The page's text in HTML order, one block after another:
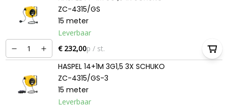
ZC-4315/GS
15 meter
Leverbaar
€ 232,00p / st.
HASPEL 14+1M 3G1,5 3X SCHUKO
ZC-4315/GS-3
15 meter
Leverbaar